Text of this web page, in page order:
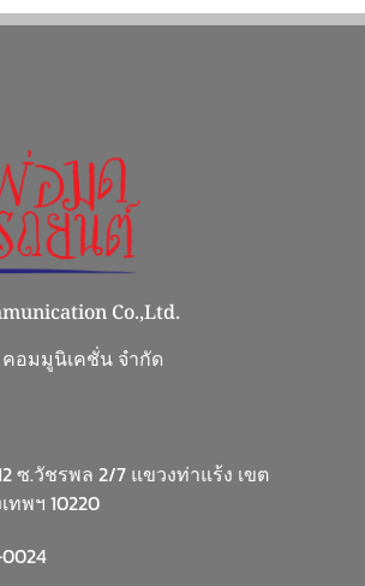
Co.,Ltd.
อมมูนิเคชั่น จำกัด
ซ.วัชรพล 2/7 แขวงท่าแร้ง เขต
ทพฯ 10220